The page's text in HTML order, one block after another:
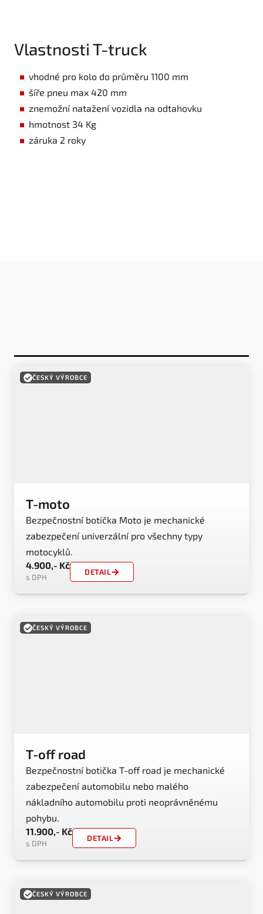
Vlastnosti T-truck
vhodné pro kolo do průměru 1100 mm
šíře pneu max 420 mm
znemožní natažení vozidla na odtahovku
hmotnost 34 Kg
záruka 2 roky
ČESKÝ VÝROBCE
T-moto
Bezpečnostní botička Moto je mechanické
zabezpečení univerzální pro všechny typy
motocyklů.
4.900,- Kč
s DPH
DETAIL
ČESKÝ VÝROBCE
T-off road
Bezpečnostní botička T-off road je mechanické
zabezpečení automobilu nebo malého
nákladního automobilu proti neoprávněnému
pohybu.
11.900,- Kč
s DPH
DETAIL
ČESKÝ VÝROBCE